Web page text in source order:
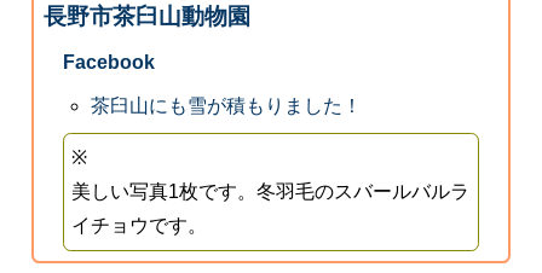
長野市茶臼山動物園
Facebook
茶臼山にも雪が積もりました！
※
美しい写真1枚です。冬羽毛のスバールバルラ
イチョウです。